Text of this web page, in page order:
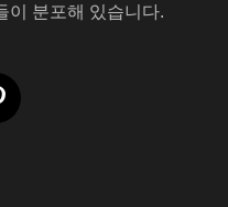
이 분포해 있습니다.